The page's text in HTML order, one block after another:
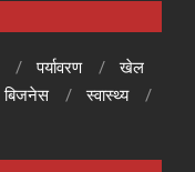
पर्यावरण
खेल
बिजनेस
स्वास्थ्य